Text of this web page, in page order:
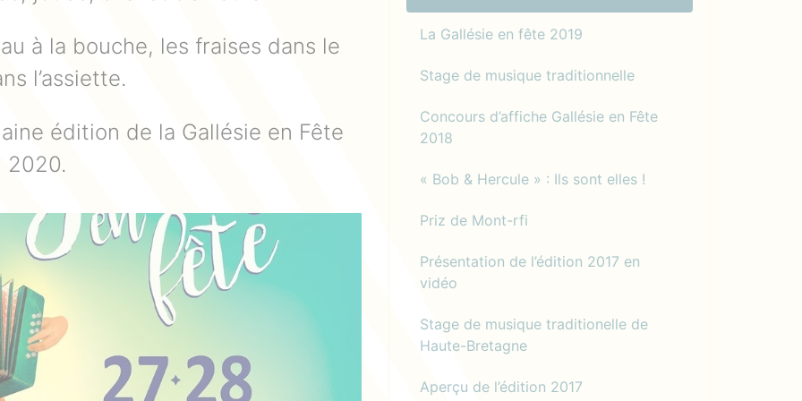
à la bouche, les fraises dans le
l’assiette.
édition de la Gallésie en Fête
2020.
La Gallésie en fête 2019
Stage de musique traditionnelle
Concours d’affiche Gallésie en Fête
2018
« Bob & Hercule » : Ils sont elles !
Priz de Mont-rfi
Présentation de l’édition 2017 en
vidéo
Stage de musique traditionelle de
Haute-Bretagne
Aperçu de l’édition 2017